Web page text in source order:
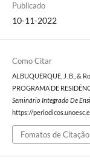
Publicado
10-11-2022
Como Citar
ALBUQUERQUE, J. B., &
PROGRAMA DE
Seminário Integrado De
https://
Fomatos de Citação